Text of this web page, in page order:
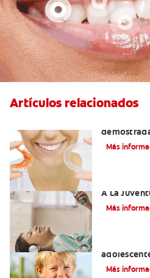
Artículos relacionados
sonrisa
Más
A La
Más
Más